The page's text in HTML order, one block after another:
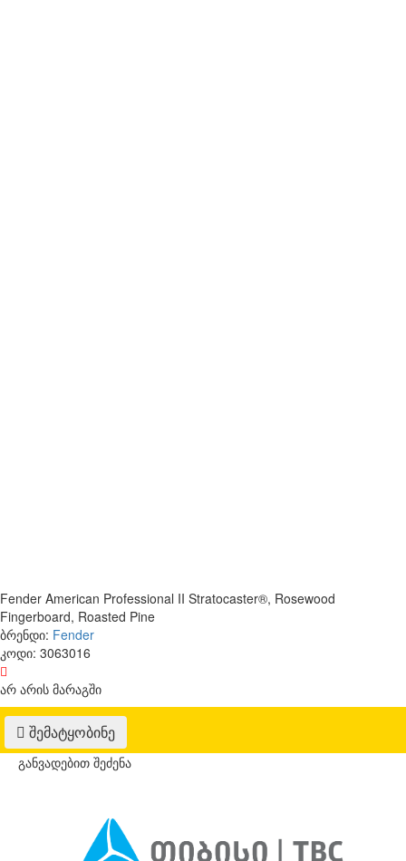
Fender American Professional II Stratocaster®, Rosewood
Fingerboard, Roasted Pine
ბრენდი: Fender
კოდი: 3063016
არ არის მარაგში
შემატყობინე
განვადებით შეძენა